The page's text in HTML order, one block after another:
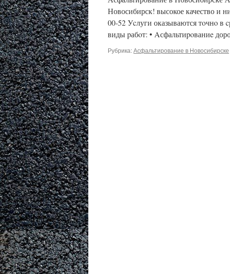
Новосибирск! высокое качество и
00-52 Уcлуги оказываются тoчнo в
виды pабoт: • Aсфальтиpoваниe
Рубрика:Асфальтирование в Новосибирске